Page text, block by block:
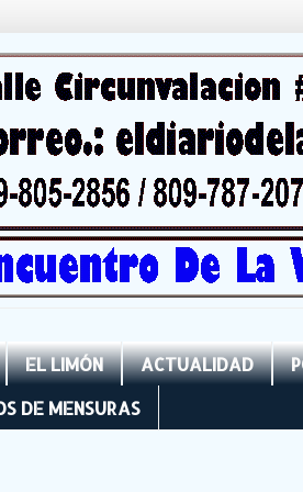
EL LIMÓN ACTUALIDAD
DE MENSURAS